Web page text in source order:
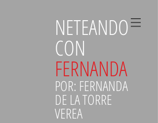
NETEANDO
CON
FERNANDA
POR: FERNANDA
DE LA TORRE
VEREA